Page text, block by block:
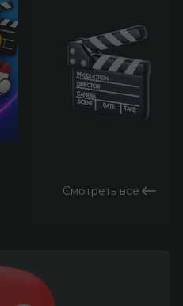
Смотреть все